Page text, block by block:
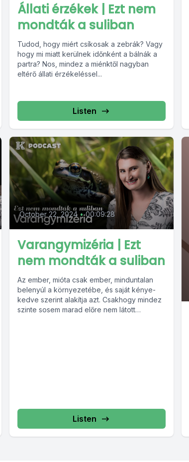
Állati érzékek | Ezt nem
mondták a suliban
Tudod, hogy miért csíkosak a zebrák? Vagy
hogy mi miatt kerülnek időnként a bálnák a
partra? Nos, mindez a miénktől nagyban
eltérő állati érzékeléssel...
Listen
October 22, 2024 • 00:09:28
Varangymizéria | Ezt
nem mondták a suliban
Az ember, mióta csak ember, minduntalan
belenyúl a környezetébe, és saját kénye-
kedve szerint alakítja azt. Csakhogy mindez
szinte sosem marad előre nem látott
Listen